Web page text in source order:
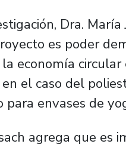
Dra.
es poder
economía
el caso del
envases de
agrega que es